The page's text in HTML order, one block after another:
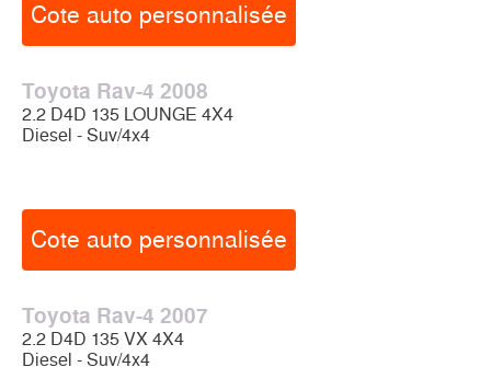
Cote auto personnalisée
Toyota Rav-4 2008
2.2 D4D 135 LOUNGE 4X4
Diesel - Suv/4x4
Cote auto personnalisée
Toyota Rav-4 2007
2.2 D4D 135 VX 4X4
Diesel - Suv/4x4